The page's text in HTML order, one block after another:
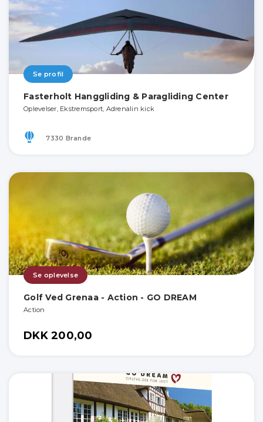
Se profil
Fasterholt Hanggliding & Paragliding Center
Oplevelser, Ekstremsport, Adrenalin kick
7330 Brande
Se oplevelse
Golf Ved Grenaa - Action - GO DREAM
Action
DKK 200,00